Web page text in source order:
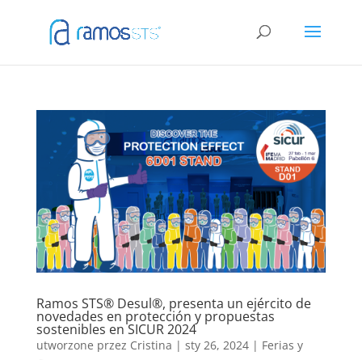
Ramos STS® Desul®, presenta un ejército de
novedades en protección y propuestas
sostenibles en SICUR 2024
utworzone przez Cristina | sty 26, 2024| Ferias y